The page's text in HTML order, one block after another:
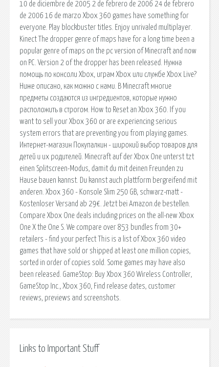
10 de diciembre de 2005 2 de febrero de 2006 24 de febrero
de 2006 16 de marzo Xbox 360 games have something for
everyone. Play blockbuster titles. Enjoy unrivaled multiplayer.
Kinect The dropper genre of maps have for a long time been a
popular genre of maps on the pc version of Minecraft and now
on PC. Version 2 of the dropper has been released. Нужна
помощь по консоли Xbox, играм Xbox или службе Xbox Live?
Ниже описано, как можно с нами. В Minecraft многие
предметы создаются из ингредиентов, которые нужно
расположить в строгом. How to Reset an Xbox 360. If you
want to sell your Xbox 360 or are experiencing serious
system errors that are preventing you from playing games.
Интернет-магазин Покупалкин - широкий выбор товаров для
детей и их родителей. Minecraft auf der Xbox One unterst tzt
einen Splitscreen-Modus, damit du mit deinen Freunden zu
Hause bauen kannst. Du kannst auch plattform bergreifend mit
anderen. Xbox 360 - Konsole Slim 250 GB, schwarz-matt -
Kostenloser Versand ab 29€. Jetzt bei Amazon.de bestellen.
Compare Xbox One deals including prices on the all-new Xbox
One X the One S. We compare over 853 bundles from 30+
retailers - find your perfect This is a list of Xbox 360 video
games that have sold or shipped at least one million copies,
sorted in order of copies sold. Some games may have also
been released. GameStop: Buy Xbox 360 Wireless Controller,
GameStop Inc., Xbox 360, Find release dates, customer
reviews, previews and screenshots.
Links to Important Stuff